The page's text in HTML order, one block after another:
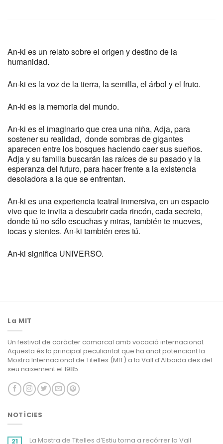
An-ki es un relato sobre el origen y destino de la
humanidad.
An-ki es la voz de la tierra, la semilla, el árbol y el fruto.
An-ki es la memoria del mundo.
An-ki es el imaginario que crea una niña, Adja, para
sostener su realidad, donde sombras de gigantes
aparecen entre los bosques haciendo caer sus sueños.
Adja y su familia buscarán las raíces de su pasado y la
esperanza del futuro, para hacer frente a la existencia
desoladora a la que se enfrentan.
An-ki es una experiencia teatral inmersiva, en un espacio
vivo que te invita a descubrir cada rincón, cada secreto,
donde tú no sólo escuchas y miras, también te mueves,
tocas y sientes. An-ki también eres tú.
An-ki significa UNIVERSO.
La MIT
Un festival de caràcter comarcal amb vocació internacional.
Aquesta és la principal peculiaritat que ha anat potenciant la
Mostra Internacional de Titelles (MIT) a la Vall d’Albaida des del
seu naixement el 1985.
NOTÍCIES
21 La Mostra de Titelles d’Estiu torna a recórrer la Vall